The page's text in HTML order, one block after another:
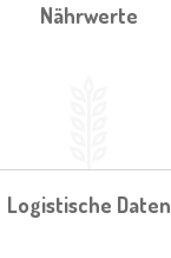
Nährwerte
Logistische Daten